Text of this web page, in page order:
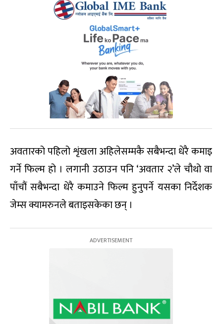
अवतारको पहिलो शृंखला अहिलेसम्मकै सबैभन्दा धेरै कमाइ
गर्ने फिल्म हो । लगानी उठाउन पनि ‘अवतार २’ले चौथो वा
पाँचौं सबैभन्दा धेरै कमाउने फिल्म हुनुपर्ने यसका निर्देशक
जेम्स क्यामरुनले बताइसकेका छन् ।